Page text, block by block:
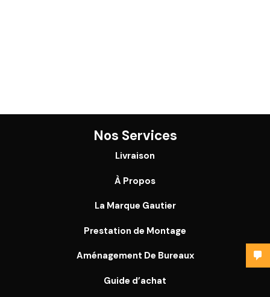
Nos Services
Livraison
À Propos
La Marque Gautier
Prestation de Montage
Aménagement De Bureaux
Guide d’achat